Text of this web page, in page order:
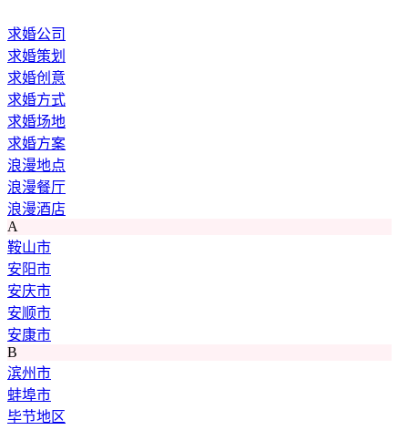
求婚公司
求婚策划
求婚创意
求婚方式
求婚场地
求婚方案
浪漫地点
浪漫餐厅
浪漫酒店
A
鞍山市
安阳市
安庆市
安顺市
安康市
B
滨州市
蚌埠市
毕节地区